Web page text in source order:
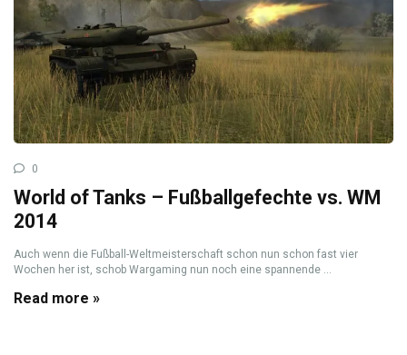
0
World of Tanks – Fußballgefechte vs. WM
2014
Auch wenn die Fußball-Weltmeisterschaft schon nun schon fast vier
Wochen her ist, schob Wargaming nun noch eine spannende ...
Read more »